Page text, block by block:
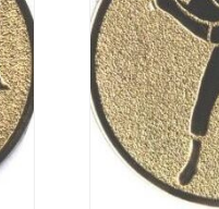
více
variant.
Možnosti
lze
vybrat
na
stránce